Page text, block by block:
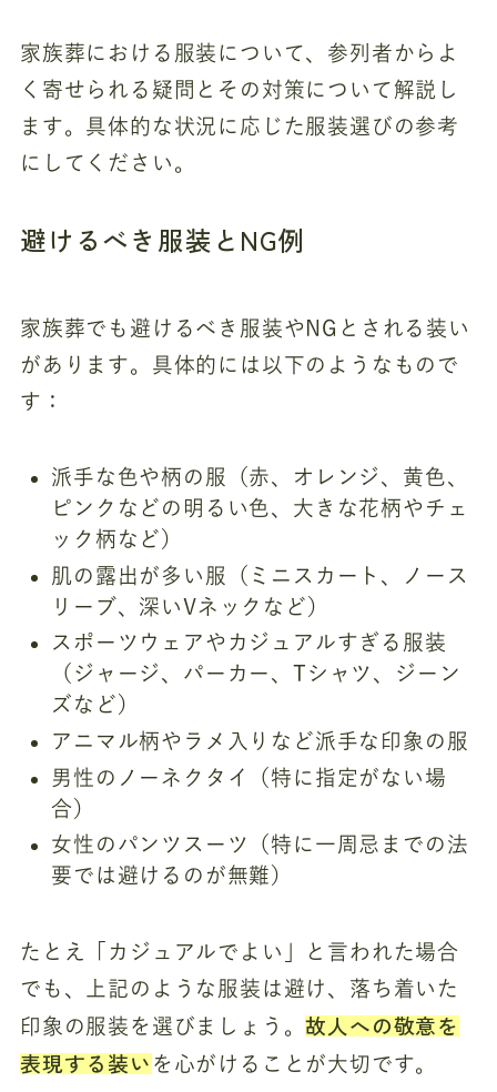
家族葬における服装について、参列者からよ
く寄せられる疑問とその対策について解説し
ます。具体的な状況に応じた服装選びの参考
にしてください。
避けるべき服装とNG例
家族葬でも避けるべき服装やNGとされる装い
があります。具体的には以下のようなもので
す：
派手な色や柄の服（赤、オレンジ、黄色、
ピンクなどの明るい色、大きな花柄やチェ
ック柄など）
肌の露出が多い服（ミニスカート、ノース
リーブ、深いVネックなど）
スポーツウェアやカジュアルすぎる服装
（ジャージ、パーカー、Tシャツ、ジーン
ズなど）
アニマル柄やラメ入りなど派手な印象の服
男性のノーネクタイ（特に指定がない場
合）
女性のパンツスーツ（特に一周忌までの法
要では避けるのが無難）
たとえ「カジュアルでよい」と言われた場合
でも、上記のような服装は避け、落ち着いた
印象の服装を選びましょう。故人への敬意を
表現する装いを心がけることが大切です。